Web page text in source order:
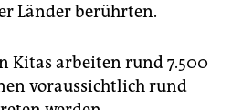
Länder berührten.
Kitas arbeiten rund 7.500
voraussichtlich rund